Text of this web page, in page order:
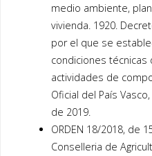
medio ambiente,
vivienda. 1920.
por el que se
condiciones técnicas
actividades de
Oficial del País
de 2019.
ORDEN 18/2018, de
Conselleria de